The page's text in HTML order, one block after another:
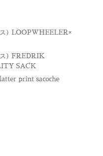
) LOOPWHEELER×
ス) FREDRIK
SACK
print sacoche